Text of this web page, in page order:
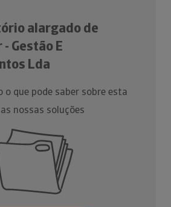
alargado de
Gestão E
Lda
o que pode saber sobre esta
nossas soluções